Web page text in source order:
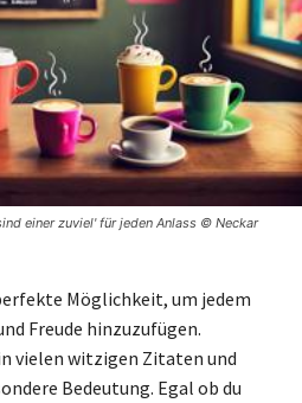
einer zuviel' für jeden Anlass © Neckar
Möglichkeit, um jedem
Freude hinzuzufügen.
vielen witzigen Zitaten und
Bedeutung. Egal ob du